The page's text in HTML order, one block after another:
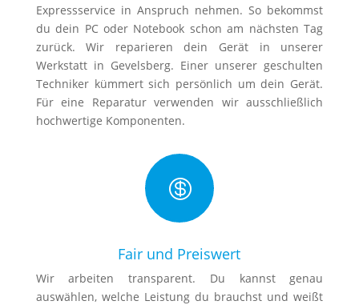
Expressservice in Anspruch nehmen. So bekommst
du dein PC oder Notebook schon am nächsten Tag
zurück. Wir reparieren dein Gerät in unserer
Werkstatt in Gevelsberg. Einer unserer geschulten
Techniker kümmert sich persönlich um dein Gerät.
Für eine Reparatur verwenden wir ausschließlich
hochwertige Komponenten.

Fair und Preiswert
Wir arbeiten transparent. Du kannst genau
auswählen, welche Leistung du brauchst und weißt